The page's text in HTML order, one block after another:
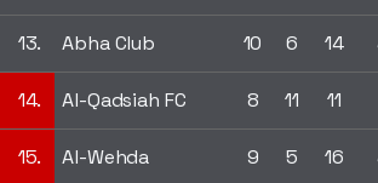
13. Abha Club 10 6 14
14. Al-Qadsiah FC 8 11 11
15. Al-Wehda 9 5 16